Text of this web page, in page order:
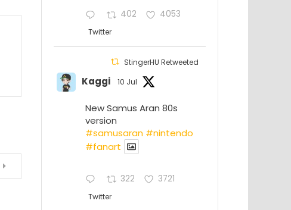
402 4053
Twitter
StingerHU Retweeted
Kaggi 10 Jul
New Samus Aran 80s
version
#samusaran #nintendo
#fanartㅤㅤㅤㅤ
322 3721
Twitter